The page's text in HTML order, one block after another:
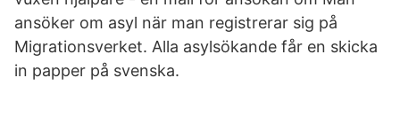
ansöker om asyl när man registrerar sig på
Migrationsverket. Alla asylsökande får en skicka
in papper på svenska.